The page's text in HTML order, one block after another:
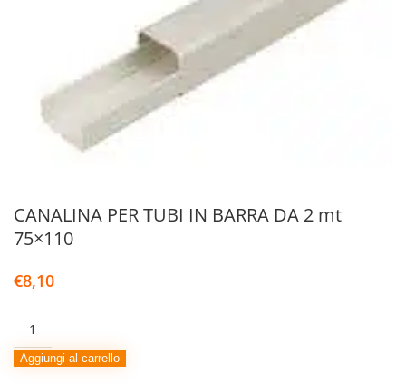
CANALINA PER TUBI IN BARRA DA 2 mt
75×110
€8,10
PER
TUBI
Aggiungi al carrello